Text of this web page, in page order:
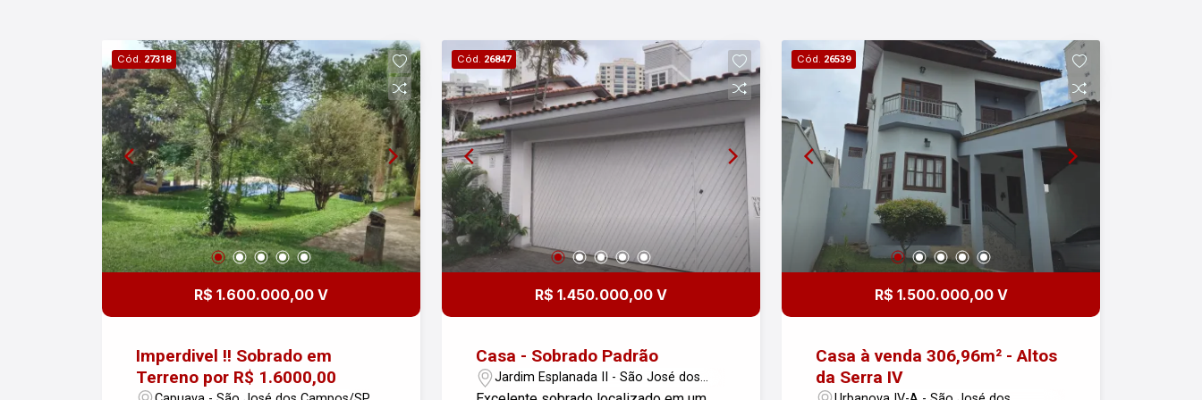
Cód. 27318
R$ 1.600.000,00 V
Imperdivel !! Sobrado em
Terreno por R$ 1.6000,00
Cód. 26847
R$ 1.450.000,00 V
Casa - Sobrado Padrão
Jardim Esplanada II - São José dos
Campos/SP
Cód. 26539
R$ 1.500.000,00 V
Casa à venda 306,96m² - Altos
da Serra IV